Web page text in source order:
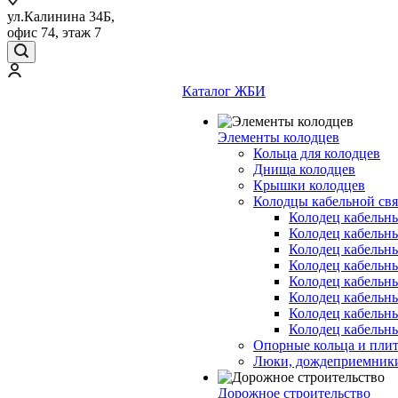
ул.Калинина 34Б,
офис 74, этаж 7
Каталог ЖБИ
Элементы колодцев
Кольца для колодцев
Днища колодцев
Крышки колодцев
Колодцы кабельной
Колодец
Колодец
Колодец
Колодец
Колодец
Колодец
Колодец
Колодец
Опорные кольца и
Люки,
Дорожное строительство